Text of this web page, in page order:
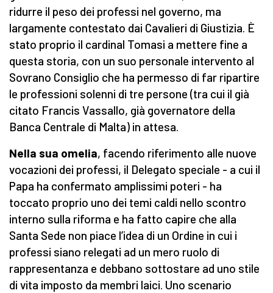
ridurre il peso dei professi nel governo, ma
largamente contestato dai Cavalieri di Giustizia. È
stato proprio il cardinal Tomasi a mettere fine a
questa storia, con un suo personale intervento al
Sovrano Consiglio che ha permesso di far ripartire
le professioni solenni di tre persone (tra cui il già
citato Francis Vassallo, già governatore della
Banca Centrale di Malta) in attesa.
Nella sua omelia, facendo riferimento alle nuove
vocazioni dei professi, il Delegato speciale - a cui il
Papa ha confermato amplissimi poteri - ha
toccato proprio uno dei temi caldi nello scontro
interno sulla riforma e ha fatto capire che alla
Santa Sede non piace l’idea di un Ordine in cui i
professi siano relegati ad un mero ruolo di
rappresentanza e debbano sottostare ad uno stile
di vita imposto da membri laici. Uno scenario